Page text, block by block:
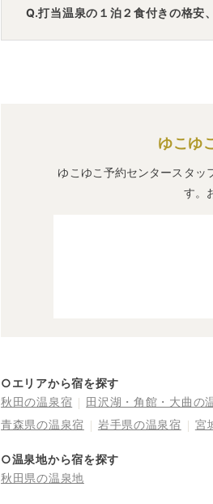
A.「四季彩り 秋田づくし 湯瀬ホ
Q.打当温泉の１泊２食付きの格安
ゆこゆ
ゆこゆこ予約センタースタッ
す。
○エリアから宿を探す
秋田の温泉宿
田沢湖・角館・大曲の
青森県の温泉宿
岩手県の温泉宿 宮
○温泉地から宿を探す
秋田県の温泉地